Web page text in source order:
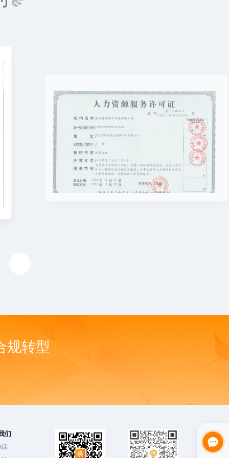
规转型
们
话